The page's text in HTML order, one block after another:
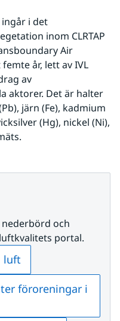
i det
inom CLRTAP
Air
år, lett av IVL
av
aktorer. Det är halter
järn (Fe), kadmium
(Hg), nickel (Ni),
och
portal.
luft
föroreningar i